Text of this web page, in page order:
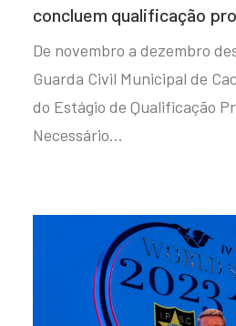
concluem qualificação
De novembro a dezembro
Guarda Civil Municipal de
do Estágio de Qualificação
Necessário…